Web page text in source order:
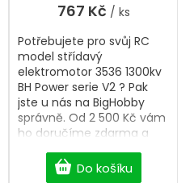
767 Kč / ks
Do košíku
Potřebujete pro svůj RC
model střídavý
elektromotor 3536 1300kv
BH Power serie V2 ? Pak
jste u nás na BigHobby
správně. Od 2 500 Kč vám
ho doručíme zdarma a